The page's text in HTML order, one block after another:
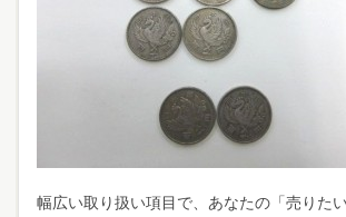
幅広い取り扱い項目で、あなたの「売りた